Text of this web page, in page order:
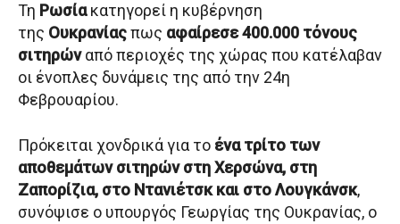
Τη Ρωσίακατηγορεί η κυβέρνηση
της Ουκρανίαςπως αφαίρεσε 400.000 τόνους
σιτηρώναπό περιοχές της χώρας που κατέλαβαν
οι ένοπλες δυνάμεις της από την 24η
Φεβρουαρίου.
Πρόκειται χονδρικά για το ένα τρίτο των
αποθεμάτων σιτηρών στη Χερσώνα, στη
Ζαπορίζια, στο Ντανιέτσκ και στο Λουγκάνσκ,
συνόψισε ο υπουργός Γεωργίας της Ουκρανίας, ο